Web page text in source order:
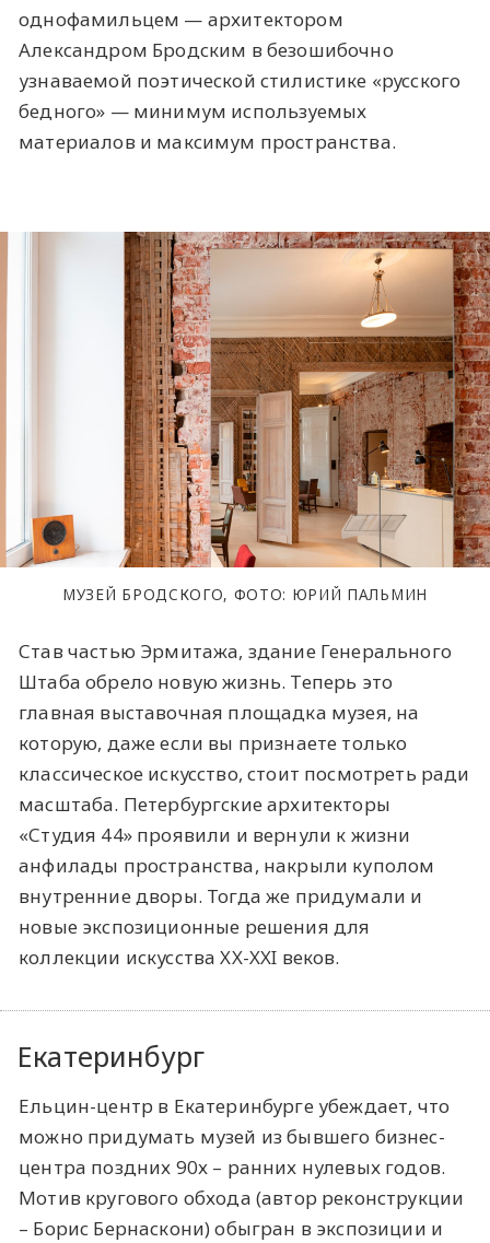
однофамильцем — архитектором
Александром Бродским в безошибочно
узнаваемой поэтической стилистике «русского
бедного» — минимум используемых
материалов и максимум пространства.
МУЗЕЙ БРОДСКОГО, ФОТО: ЮРИЙ ПАЛЬМИН
Став частью Эрмитажа, здание Генерального
Штаба обрело новую жизнь. Теперь это
главная выставочная площадка музея, на
которую, даже если вы признаете только
классическое искусство, стоит посмотреть ради
масштаба. Петербургские архитекторы
«Студия 44» проявили и вернули к жизни
анфилады пространства, накрыли куполом
внутренние дворы. Тогда же придумали и
новые экспозиционные решения для
коллекции искусства XX-XXI веков.
Екатеринбург
Ельцин-центр в Екатеринбурге убеждает, что
можно придумать музей из бывшего бизнес-
центра поздних 90х – ранних нулевых годов.
Мотив кругового обхода (автор реконструкции
– Борис Бернаскони) обыгран в экспозиции и